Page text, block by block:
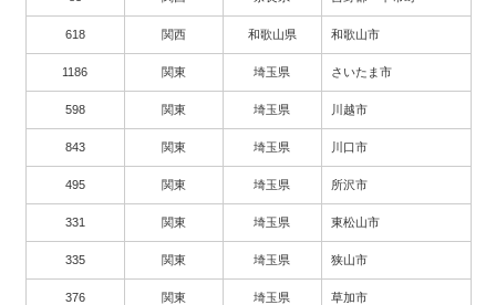
618 関西 和歌山県 和歌山市
1186 関東 埼玉県 さいたま市
598 関東 埼玉県 川越市
843 関東 埼玉県 川口市
495 関東 埼玉県 所沢市
331 関東 埼玉県 東松山市
335 関東 埼玉県 狭山市
376 関東 埼玉県 草加市